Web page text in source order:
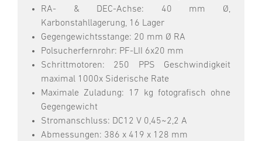
RA- & DEC-Achse: 40 mm Ø,
Karbonstahllagerung, 16 Lager
Gegengewichtsstange: 20 mm Ø RA
Polsucherfernrohr: PF-LII 6x20 mm
Schrittmotoren: 250 PPS Geschwindigkeit
maximal 1000x Siderische Rate
Maximale Zuladung: 17 kg fotografisch ohne
Gegengewicht
Stromanschluss: DC12 V 0,45~2,2 A
Abmessungen: 386 x 419 x 128 mm